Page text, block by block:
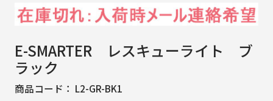
E-SMARTER レスキューライト ブ
ラック
商品コード： L2-GR-BK1